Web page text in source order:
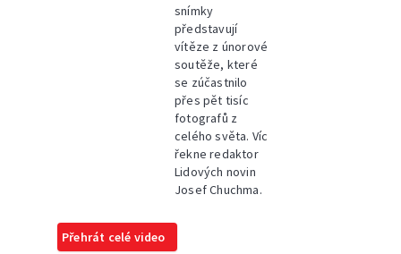
snímky
představují
vítěze z únorové
soutěže, které
se zúčastnilo
přes pět tisíc
fotografů z
celého světa. Víc
řekne redaktor
Lidových novin
Josef Chuchma.
Přehrát celé video